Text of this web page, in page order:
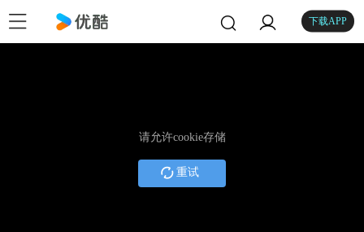
下载APP
请允许cookie存储
重试